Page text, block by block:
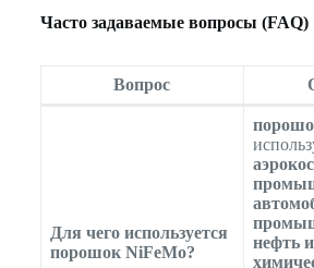
Часто задаваемые вопросы (FAQ)
Вопрос
Для чего используется
порошок NiFeMo?
нефть и